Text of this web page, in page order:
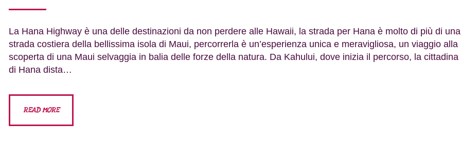
La Hana Highway è una delle destinazioni da non perdere alle Hawaii, la strada per Hana è molto di più di una
strada costiera della bellissima isola di Maui, percorrerla è un’esperienza unica e meravigliosa, un viaggio alla
scoperta di una Maui selvaggia in balia delle forze della natura. Da Kahului, dove inizia il percorso, la cittadina
di Hana dista…
READ MORE